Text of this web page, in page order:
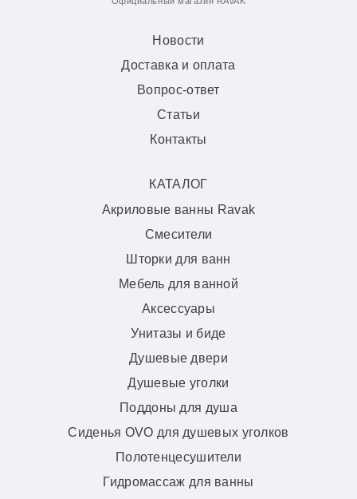
Новости
Доставка и оплата
Вопрос-ответ
Статьи
Контакты
КАТАЛОГ
Акриловые ванны Ravak
Смесители
Шторки для ванн
Мебель для ванной
Аксессуары
Унитазы и биде
Душевые двери
Душевые уголки
Поддоны для душа
Сиденья OVO для душевых уголков
Полотенцесушители
Гидромассаж для ванны